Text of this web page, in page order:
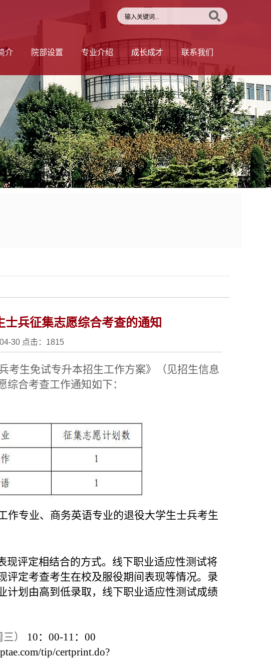
介 院部设置 专业介绍 成长成才 联系我们
兵征集志愿综合考查的通知
30 点击： 1815
考生免试专升本招生工作方案》（见招生信息
合考查工作通知如下：
作专业、商务英语专业的退役大学生士兵考生
现评定相结合的方式。线下职业适应性测试将
评定考查考生在校及服役期间表现等情况。录
计划由高到低录取，线下职业适应性测试成绩
）
10：00-11：00
tip/certprint.do?